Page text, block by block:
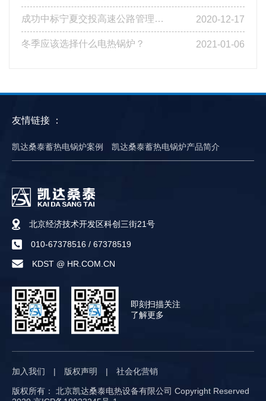
成功中标宁夏交投高速公路管理有限公司基层站点燃煤改造工程第四标段 2020-12-17
冬季应该选择什么电热锅炉？ 2021-01-06
友情链接 ：
凯达桑泰蓄热电锅炉案例 凯达桑泰蓄热电锅炉产品简介
北京经济技术开发区科创三街21号
010-67378516 / 67378519
KDST @ HR.COM.CN
即刻扫描关注
了解更多
加入我们 | 版权声明 | 社会化营销
版权所有： 北京凯达桑泰电热设备有限公司 Copyright Reserved